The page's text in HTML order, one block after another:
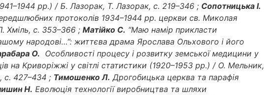
рр.) / Б. Лазорак, Т. Лазорак, с. 219–346 ; Сопотницька І.
протоколів 1934–1944 рр. церкви св. Миколая
Хміль, с. 353–366 ; Матійко С. “Маю намір прикласти
народові…”: життєва драма Ярослава Ольхового і його
О.
Особливості процесу і розвитку земської медицини у
на Криворіжжі у світлі статистики (1920–1953 рр.) / О. Мельник,
с. 427–434 ; Тимошенко Л. Дрогобицька церква та парафія
Н. Еволюція технології виробництва та шляхи